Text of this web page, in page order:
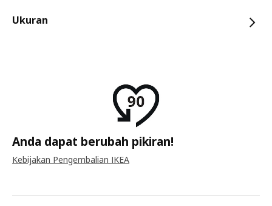
Ukuran
Anda dapat berubah pikiran!
Kebijakan Pengembalian IKEA